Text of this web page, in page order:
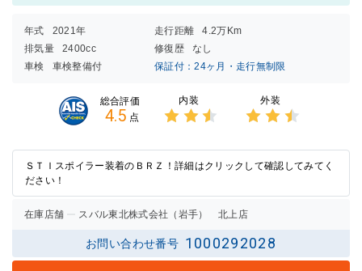
年式 2021年 走行距離
4.2万Km
排気量
2400cc 修復歴
なし
車検
車検整備付 保証付：24ヶ月・走行無制限
総合評価
4.5 点
内装
2.5点
の評価
外装
2.5点
の評価
ＳＴＩスポイラー装着のＢＲＺ！詳細はクリックして確認してみてく
ださい！
在庫店舗 スバル東北株式会社（岩手） 北上店
お問い合わせ番号 1000292028